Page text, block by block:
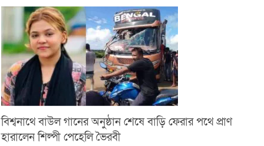
বিশ্বনাথে বাউল গানের অনুষ্ঠান শেষে বাড়ি ফেরার পথে প্রাণ
হারালেন শিল্পী পেহেলি ভৈরবী